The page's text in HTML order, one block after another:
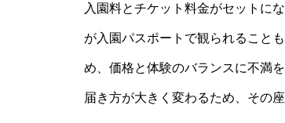
入園料とチケット料金がセットに
が入園パスポートで観られること
め、価格と体験のバランスに不満
届き方が大きく変わるため、その